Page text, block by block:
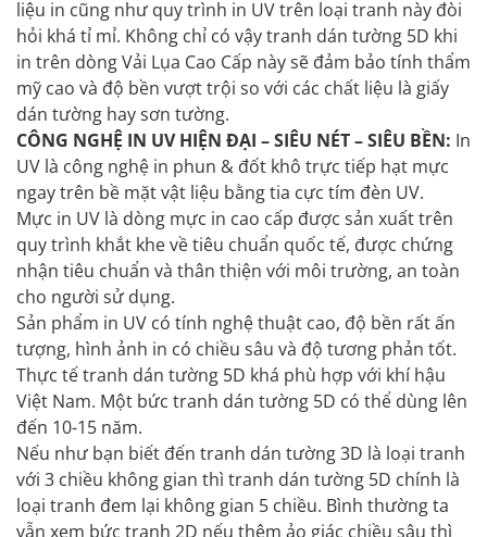
liệu in cũng như quy trình in UV trên loại tranh này đòi
hỏi khá tỉ mỉ. Không chỉ có vậy tranh dán tường 5D khi
in trên dòng Vải Lụa Cao Cấp này sẽ đảm bảo tính thẩm
mỹ cao và độ bền vượt trội so với các chất liệu là giấy
dán tường hay sơn tường.
CÔNG NGHỆ IN UV HIỆN ĐẠI – SIÊU NÉT – SIÊU BỀN: In
UV là công nghệ in phun & đốt khô trực tiếp hạt mực
ngay trên bề mặt vật liệu bằng tia cực tím đèn UV.
Mực in UV là dòng mực in cao cấp được sản xuất trên
quy trình khắt khe về tiêu chuẩn quốc tế, được chứng
nhận tiêu chuẩn và thân thiện với môi trường, an toàn
cho người sử dụng.
Sản phẩm in UV có tính nghệ thuật cao, độ bền rất ấn
tượng, hình ảnh in có chiều sâu và độ tương phản tốt.
Thực tế tranh dán tường 5D khá phù hợp với khí hậu
Việt Nam. Một bức tranh dán tường 5D có thể dùng lên
đến 10-15 năm.
Nếu như bạn biết đến tranh dán tường 3D là loại tranh
với 3 chiều không gian thì tranh dán tường 5D chính là
loại tranh đem lại không gian 5 chiều. Bình thường ta
vẫn xem bức tranh 2D nếu thêm ảo giác chiều sâu thì